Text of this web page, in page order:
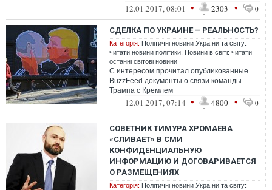
утечке, заявил глава американской
12.01.2017, 08:01 • 2303 • 0
СДЕЛКА ПО УКРАИНЕ – РЕАЛЬНОСТЬ?
Категорія: Політичні новини України та світу:
читати новини політики Новини в світі: читати
останні світові новини
С интересом прочитал опубликованные
BuzzFeed документы о связи команды
Трампа с Кремлем
12.01.2017, 07:14 • 4800 • 0
CОВЕТНИК ТИМУРА ХРОМАЕВА
«СЛИВАЕТ» В СМИ
КОНФИДЕНЦИАЛЬНУЮ
ИНФОРМАЦИЮ И ДОГОВАРИВАЕТСЯ
О РАЗМЕЩЕНИЯХ
Категорія: Політичні новини України та світу: